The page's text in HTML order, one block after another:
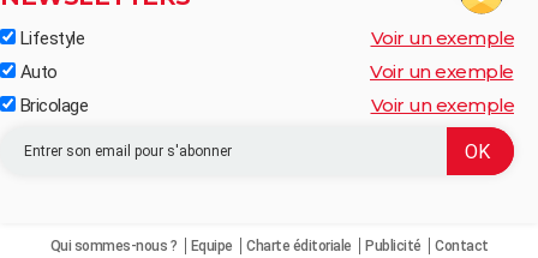
Lifestyle Voir un exemple
Auto Voir un exemple
Bricolage Voir un exemple
Qui sommes-nous ? Equipe Charte éditoriale Publicité
Contact